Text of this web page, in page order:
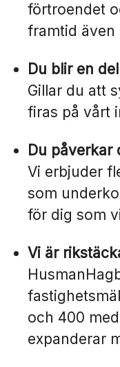
förtroendet
framtid även
Du blir en
Gillar du att
firas på vårt
Du påverkar
Vi erbjuder
som
för dig som
Vi är
och 400
expanderar